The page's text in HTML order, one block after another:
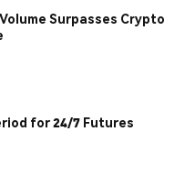
Surpasses Crypto
for 24/7 Futures